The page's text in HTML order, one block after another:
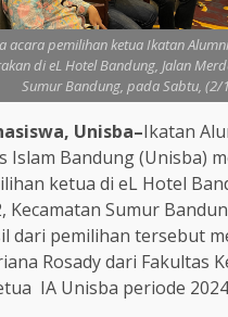
acara pemilihan ketua Ikatan
di eL Hotel Bandung, Jalan
Sumur Bandung, pada Sabtu, (2/
Unisba–Ikatan
Islam Bandung (Unisba)
ketua di eL Hotel
Kecamatan Sumur
dari pemilihan tersebut
Rosady dari Fakultas
IA Unisba periode